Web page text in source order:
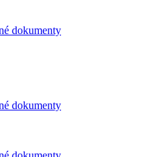
dokumenty
dokumenty